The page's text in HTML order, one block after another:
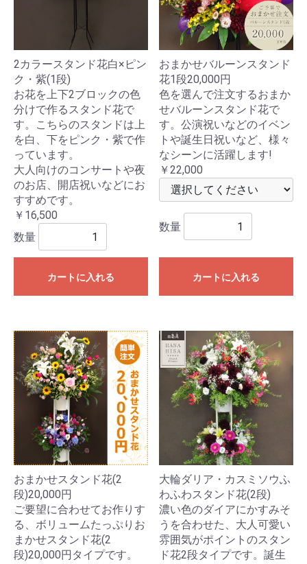
2カラースタンド花白×ピン
ク・紫(1段)
お花を上下2ブロックの色
分けで作るスタンド花で
す。こちらのスタンドは上
を白、下をピンク・紫で作
っています。
大人向けのコンサートや夜
のお店、開店祝いなどにお
すすめです。
￥16,500
数量
カートに入れる
おまかせバルーンスタンド
花1段20,000円
色を選んで注文するおまか
せバルーンスタンド花で
す。公演祝いなどのイベン
トや誕生日祝いなど、様々
なシーンに活躍します!
￥22,000
数量
カートに入れる
おまかせスタンド花(2
段)20,000円
ご要望に合わせてお作りす
る、ボリュームたっぷりお
まかせスタンド花(2
段)20,000円タイプです。
大輪ダリア・カスミソウふ
わふわスタンド花(2段)
濃い色のダイアにかすみそ
うを合わせた、大人可愛い
雰囲気がポイントのスタン
ド花2段タイプです。誕生